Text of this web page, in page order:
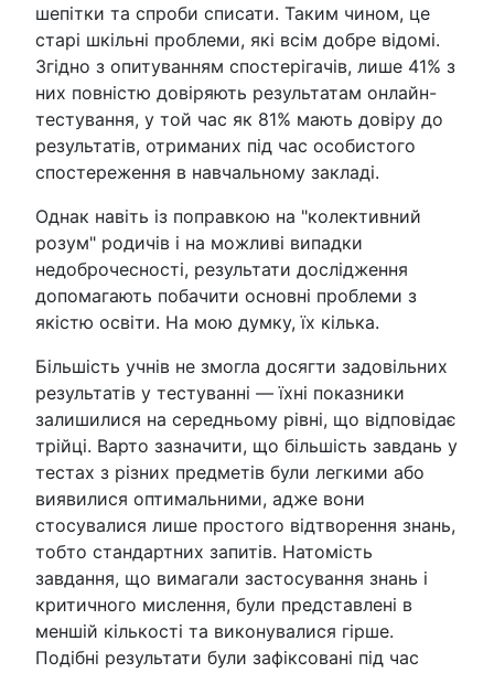
шепітки та спроби списати. Таким чином, це
старі шкільні проблеми, які всім добре відомі.
Згідно з опитуванням спостерігачів, лише 41% з
них повністю довіряють результатам онлайн-
тестування, у той час як 81% мають довіру до
результатів, отриманих під час особистого
спостереження в навчальному закладі.
Однак навіть із поправкою на "колективний
розум" родичів і на можливі випадки
недоброчесності, результати дослідження
допомагають побачити основні проблеми з
якістю освіти. На мою думку, їх кілька.
Більшість учнів не змогла досягти задовільних
результатів у тестуванні — їхні показники
залишилися на середньому рівні, що відповідає
трійці. Варто зазначити, що більшість завдань у
тестах з різних предметів були легкими або
виявилися оптимальними, адже вони
стосувалися лише простого відтворення знань,
тобто стандартних запитів. Натомість
завдання, що вимагали застосування знань і
критичного мислення, були представлені в
меншій кількості та виконувалися гірше.
Подібні результати були зафіксовані під час